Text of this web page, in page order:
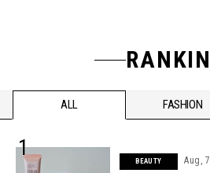
ALL FASHION
BEAUTY Aug,